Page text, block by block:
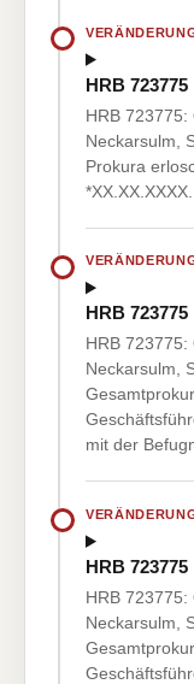
HRB 723775
HRB 723775:
Neckarsulm,
Prokura
*XX.XX.XXXX.
HRB 723775
HRB 723775:
Neckarsulm,
mit der
HRB 723775
HRB 723775:
Neckarsulm,